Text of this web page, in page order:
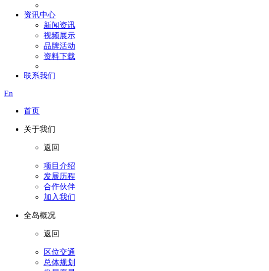
资讯中心
新闻资讯
视频展示
品牌活动
资料下载
联系我们
En
首页
关于我们
返回
项目介绍
发展历程
合作伙伴
加入我们
全岛概况
返回
区位交通
总体规划